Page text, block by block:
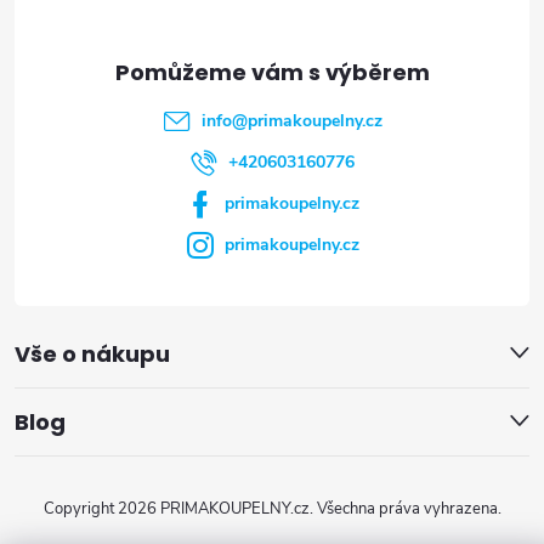
info@primakoupelny.cz
+420603160776
primakoupelny.cz
primakoupelny.cz
Vše o nákupu
Blog
Copyright 2026 PRIMAKOUPELNY.cz. Všechna práva vyhrazena.